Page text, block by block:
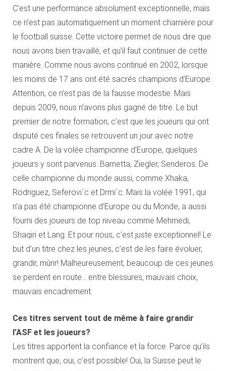
C’est une performance absolument exceptionnelle, mais
ce n’est pas automatiquement un moment charnière pour
le football suisse. Cette victoire permet de nous dire que
nous avons bien travaillé, et qu’il faut continuer de cette
manière. Comme nous avons continué en 2002, lorsque
les moins de 17 ans ont été sacrés champions d’Europe.
Attention, ce n’est pas de la fausse modestie. Mais
depuis 2009, nous n’avons plus gagné de titre. Le but
premier de notre formation, c’est que les joueurs qui ont
disputé ces finales se retrouvent un jour avec notre
cadre A. De la volée championne d’Europe, quelques
joueurs y sont parvenus: Barnetta, Ziegler, Senderos. De
celle championne du monde aussi, comme Xhaka,
Rodriguez, Seferovi´c et Drmi´c. Mais la volée 1991, qui
n’a pas été championne d’Europe ou du Monde, a aussi
fourni des joueurs de top niveau comme Mehmedi,
Shaqiri et Lang. Et pour nous, c’est juste exceptionnel! Le
but d’un titre chez les jeunes, c’est de les faire évoluer,
grandir, mûrir! Malheureusement, beaucoup de ces jeunes
se perdent en route… entre blessures, mauvais choix,
mauvais encadrement.
Ces titres servent tout de même à faire grandir
l’ASF et les joueurs?
Les titres apportent la confiance et la force. Parce qu’ils
montrent que, oui, c’est possible! Oui, la Suisse peut le